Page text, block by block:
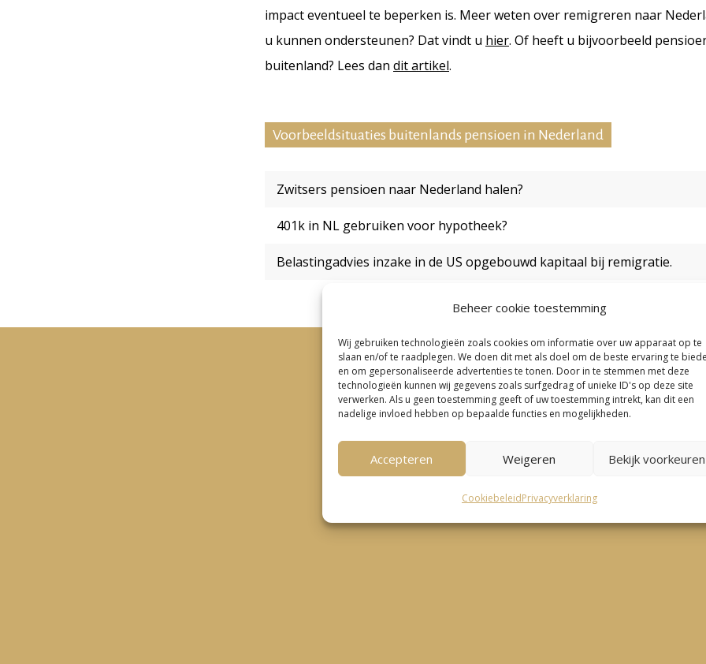
Beheer cookie toestemming
Wij gebruiken technologieën zoals cookies om informatie over uw apparaat op te
slaan en/of te raadplegen. We doen dit met als doel om de beste ervaring te
en om gepersonaliseerde advertenties te tonen. Door in te stemmen met deze
technologieën kunnen wij gegevens zoals surfgedrag of unieke ID's op deze site
verwerken. Als u geen toestemming geeft of uw toestemming intrekt, kan dit een
nadelige invloed hebben op bepaalde functies en mogelijkheden.
Accepteren Weigeren Bekijk voorkeuren
CookiebeleidPrivacyverklaring
impact eventueel te beperken is. Meer weten over remigreren naar
u kunnen ondersteunen? Dat vindt u hier. Of heeft u bijvoorbeeld
buitenland? Lees dan dit artikel.
Voorbeeldsituaties buitenlands pensioen in Nederland
Zwitsers pensioen naar Nederland halen?
401k in NL gebruiken voor hypotheek?
Belastingadvies inzake in de US opgebouwd kapitaal bij remigratie.